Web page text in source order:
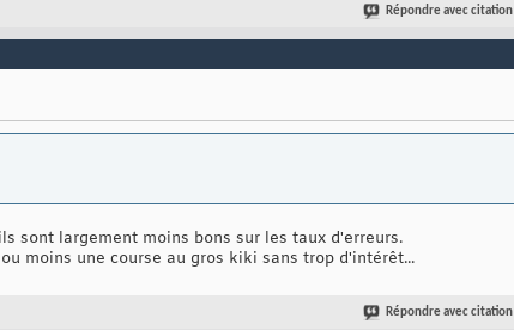
Répondre avec citation
sont largement moins bons sur les taux d'erreurs.
moins une course au gros kiki sans trop d'intérêt...
Répondre avec citation